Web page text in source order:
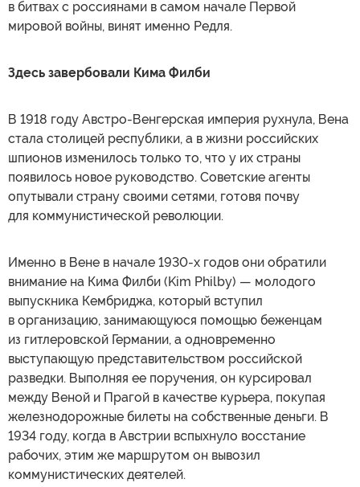
в битвах с россиянами в самом начале Первой
мировой войны, винят именно Редля.
Здесь завербовали Кима Филби
В 1918 году Австро-Венгерская империя рухнула, Вена
стала столицей республики, а в жизни российских
шпионов изменилось только то, что у их страны
появилось новое руководство. Советские агенты
опутывали страну своими сетями, готовя почву
для коммунистической революции.
Именно в Вене в начале 1930-х годов они обратили
внимание на Кима Филби (Kim Philby) — молодого
выпускника Кембриджа, который вступил
в организацию, занимающуюся помощью беженцам
из гитлеровской Германии, а одновременно
выступающую представительством российской
разведки. Выполняя ее поручения, он курсировал
между Веной и Прагой в качестве курьера, покупая
железнодорожные билеты на собственные деньги. В
1934 году, когда в Австрии вспыхнуло восстание
рабочих, этим же маршрутом он вывозил
коммунистических деятелей.